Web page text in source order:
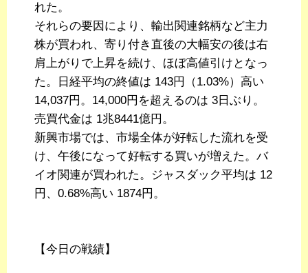
れた。
それらの要因により、輸出関連銘柄など主力
株が買われ、寄り付き直後の大幅安の後は右
肩上がりで上昇を続け、ほぼ高値引けとなっ
た。日経平均の終値は 143円（1.03%）高い
14,037円。14,000円を超えるのは 3日ぶり。
売買代金は 1兆8441億円。
新興市場では、市場全体が好転した流れを受
け、午後になって好転する買いが増えた。バ
イオ関連が買われた。ジャスダック平均は 12
円、0.68%高い 1874円。
【今日の戦績】